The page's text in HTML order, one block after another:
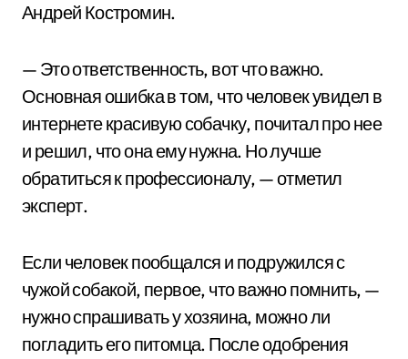
Андрей Костромин.
— Это ответственность, вот что важно.
Основная ошибка в том, что человек увидел в
интернете красивую собачку, почитал про нее
и решил, что она ему нужна. Но лучше
обратиться к профессионалу, — отметил
эксперт.
Если человек пообщался и подружился с
чужой собакой, первое, что важно помнить, —
нужно спрашивать у хозяина, можно ли
погладить его питомца. После одобрения